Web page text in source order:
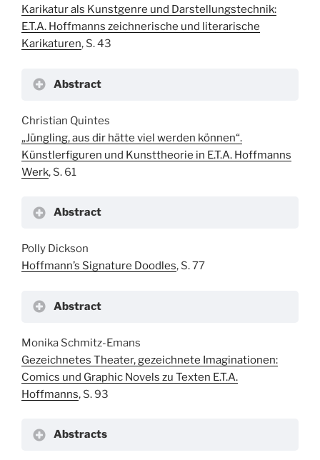
Karikatur als Kunstgenre und Darstellungstechnik:
E.T.A. Hoffmanns zeichnerische und literarische
Karikaturen, S. 43
Abstract
Christian Quintes
„Jüngling, aus dir hätte viel werden können“.
Künstlerfiguren und Kunsttheorie in E.T.A. Hoffmanns
Werk, S. 61
Abstract
Polly Dickson
Hoffmann’s Signature Doodles, S. 77
Abstract
Monika Schmitz-Emans
Gezeichnetes Theater, gezeichnete Imaginationen:
Comics und Graphic Novels zu Texten E.T.A.
Hoffmanns, S. 93
Abstracts